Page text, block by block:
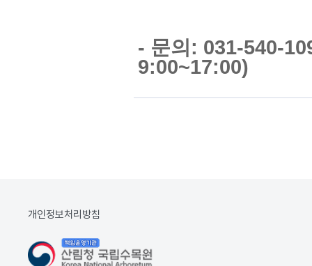
- 문의: 031-540-
9:00~17:00)
개인정보처리방침